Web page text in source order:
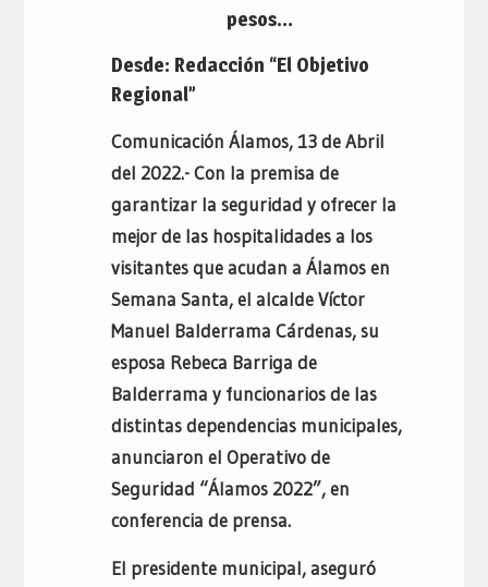
pesos…
Desde: Redacción “El Objetivo
Regional”
Comunicación Álamos, 13 de Abril
del 2022.- Con la premisa de
garantizar la seguridad y ofrecer la
mejor de las hospitalidades a los
visitantes que acudan a Álamos en
Semana Santa, el alcalde Víctor
Manuel Balderrama Cárdenas, su
esposa Rebeca Barriga de
Balderrama y funcionarios de las
distintas dependencias municipales,
anunciaron el Operativo de
Seguridad “Álamos 2022”, en
conferencia de prensa.
El presidente municipal, aseguró